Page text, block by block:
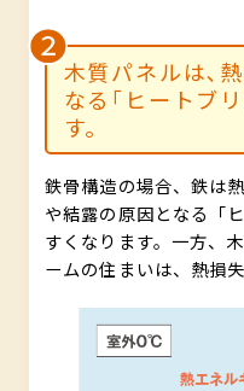
木質パネルは､
なる｢ヒートブ
す。
鉄骨構造の場合、鉄は
や結露の原因となる「
すくなります。一方、
ームの住まいは、熱損